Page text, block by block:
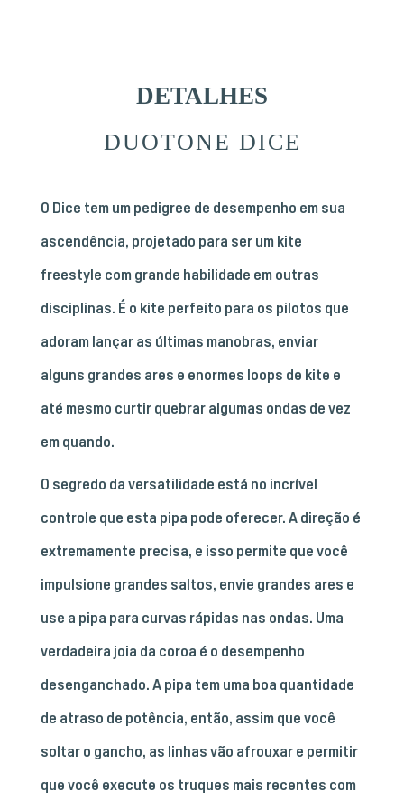
DETALHES
DUOTONE DICE
O Dice tem um pedigree de desempenho em sua
ascendência, projetado para ser um kite
freestyle com grande habilidade em outras
disciplinas. É o kite perfeito para os pilotos que
adoram lançar as últimas manobras, enviar
alguns grandes ares e enormes loops de kite e
até mesmo curtir quebrar algumas ondas de vez
em quando.
O segredo da versatilidade está no incrível
controle que esta pipa pode oferecer. A direção é
extremamente precisa, e isso permite que você
impulsione grandes saltos, envie grandes ares e
use a pipa para curvas rápidas nas ondas. Uma
verdadeira joia da coroa é o desempenho
desenganchado. A pipa tem uma boa quantidade
de atraso de potência, então, assim que você
soltar o gancho, as linhas vão afrouxar e permitir
que você execute os truques mais recentes com